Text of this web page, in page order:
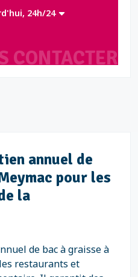
CONTACTER
24h/24
annuel de
pour les
la
de bac à graisse à
restaurants et